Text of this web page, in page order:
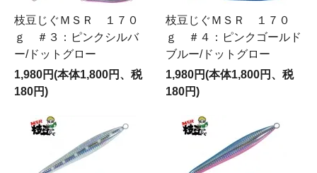
枝豆じぐＭＳＲ １７０
ｇ ＃３：ピンクシルバ
ー/ドットグロー
1,980円(本体1,800円、税
180円)
枝豆じぐＭＳＲ １７０
ｇ ＃４：ピンクゴールド
ブルー/ドットグロー
1,980円(本体1,800円、税
180円)